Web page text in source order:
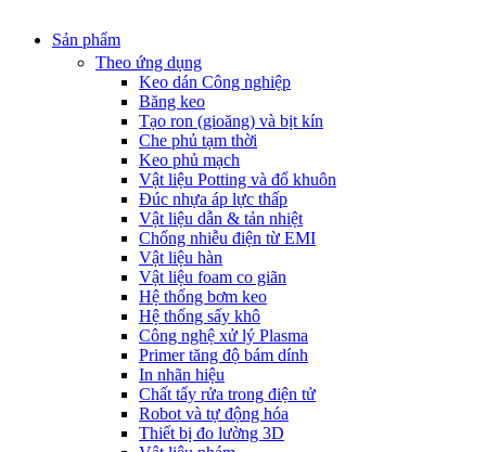
Sản phẩm
Theo ứng dụng
Keo dán Công nghiệp
Băng keo
Tạo ron (gioăng) và bịt kín
Che phủ tạm thời
Keo phủ mạch
Vật liệu Potting và đổ khuôn
Đúc nhựa áp lực thấp
Vật liệu dẫn & tản nhiệt
Chống nhiễu điện từ EMI
Vật liệu hàn
Vật liệu foam co giãn
Hệ thống bơm keo
Hệ thống sấy khô
Công nghệ xử lý Plasma
Primer tăng độ bám dính
In nhãn hiệu
Chất tẩy rửa trong điện tử
Robot và tự động hóa
Thiết bị đo lường 3D